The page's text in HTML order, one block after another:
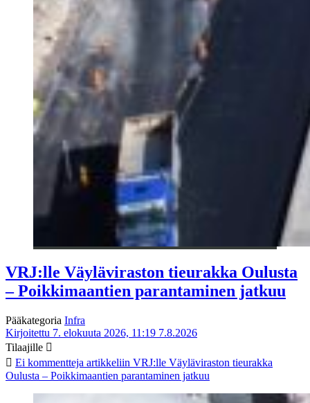
VRJ:lle Väyläviraston tieurakka Oulusta
– Poikkimaantien parantaminen jatkuu
Pääkategoria Infra
Kirjoitettu 7. elokuuta 2026, 11:19 7.8.2026
Tilaajille
Ei kommentteja artikkeliin VRJ:lle Väyläviraston tieurakka
Oulusta – Poikkimaantien parantaminen jatkuu